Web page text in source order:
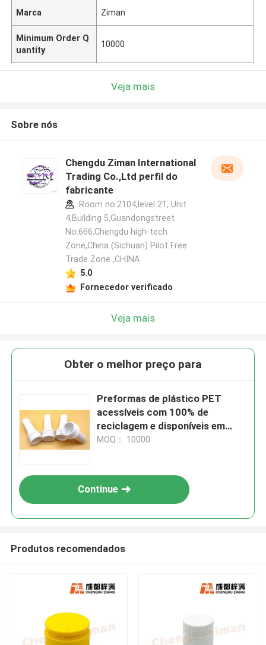
Marca Ziman
Minimum Order Q
uantity
10000
Veja mais
Sobre nós
Chengdu Ziman International
Trading Co.,Ltd perfil do
fabricante
Room no.2104,level 21, Unit
4,Building 5,Guandongstreet
No.666,Chengdu high-tech
Zone,China (Sichuan) Pilot Free
Trade Zone ,CHINA
5.0
Fornecedor verificado
Veja mais
Obter o melhor preço para
Preformas de plástico PET
acessíveis com 100% de
reciclagem e disponíveis em
vários tamanhos
MOQ： 10000
Continue
Produtos recomendados